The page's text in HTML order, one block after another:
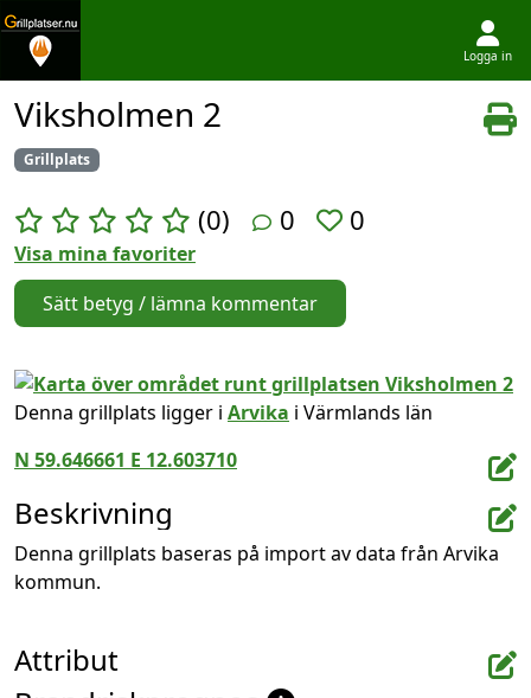
Logga in
Viksholmen 2
Grillplats
(0) 0 0
Visa mina favoriter
Sätt betyg / lämna kommentar
Denna grillplats ligger i Arvika i Värmlands län
N 59.646661 E 12.603710
Beskrivning
Denna grillplats baseras på import av data från Arvika
kommun.
Attribut